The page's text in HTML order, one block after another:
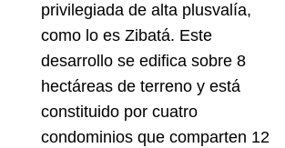
privilegiada de alta plusvalía,
como lo es Zibatá. Este
desarrollo se edifica sobre 8
hectáreas de terreno y está
constituido por cuatro
condominios que comparten 12